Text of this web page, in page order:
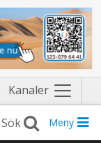
Kanaler Näytä
valikko
Meny